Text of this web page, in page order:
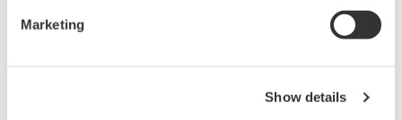
Marketing
Show details